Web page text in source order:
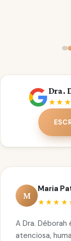
Dra.
M
Maria
A Dra. Déborah
atenciosa,